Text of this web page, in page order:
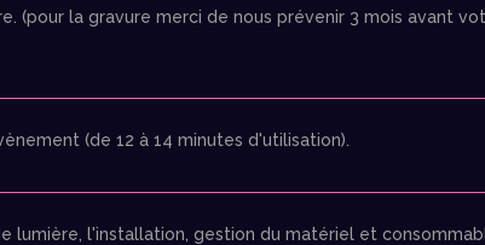
(pour la gravure merci de nous prévenir 3 mois avant
(de 12 à 14 minutes d'utilisation).
l'installation, gestion du matériel et